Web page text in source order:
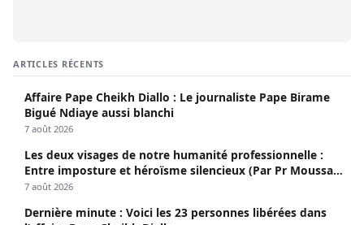
ARTICLES RÉCENTS
Affaire Pape Cheikh Diallo : Le journaliste Pape Birame
Bigué Ndiaye aussi blanchi
7 août 2026
Les deux visages de notre humanité professionnelle :
Entre imposture et héroïsme silencieux (Par Pr Moussa
Seydi)
7 août 2026
Dernière minute : Voici les 23 personnes libérées dans